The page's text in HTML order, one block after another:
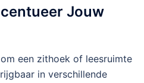
Jouw
een zithoek of leesruimte
in verschillende